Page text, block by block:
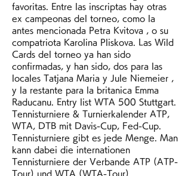
favoritas. Entre las inscriptas hay otras
ex campeonas del torneo, como la
antes mencionada Petra Kvitova , o su
compatriota Karolina Pliskova. Las Wild
Cards del torneo ya han sido
confirmadas, y han sido, dos para las
locales Tatjana Maria y Jule Niemeier ,
y la restante para la britanica Emma
Raducanu. Entry list WTA 500 Stuttgart.
Tennisturniere & Turnierkalender ATP,
WTA, DTB mit Davis-Cup, Fed-Cup.
Tennisturniere gibt es jede Menge. Man
kann dabei die internationen
Tennisturniere der Verbande ATP (ATP-
Tour) und WTA (WTA-Tour)